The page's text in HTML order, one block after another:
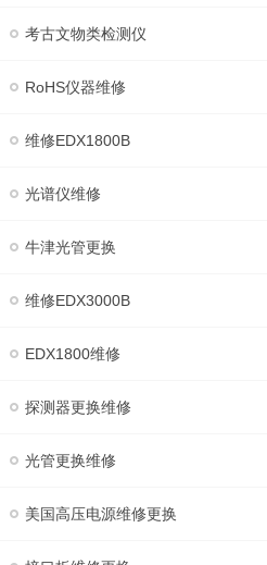
考古文物类检测仪
RoHS仪器维修
维修EDX1800B
光谱仪维修
牛津光管更换
维修EDX3000B
EDX1800维修
探测器更换维修
光管更换维修
美国高压电源维修更换